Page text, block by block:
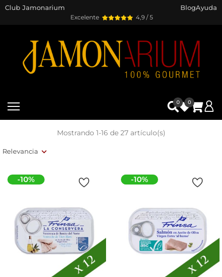
Excelente 4,9 / 5
Club Jamonarium BlogAyuda
0 0
Relevancia
Mostrando 1-16 de 27 artículo(s)
-10% -10%